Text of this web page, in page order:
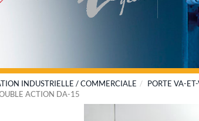
INDUSTRIELLE / COMMERCIALE
PORTE VA-
ACTION DA-15